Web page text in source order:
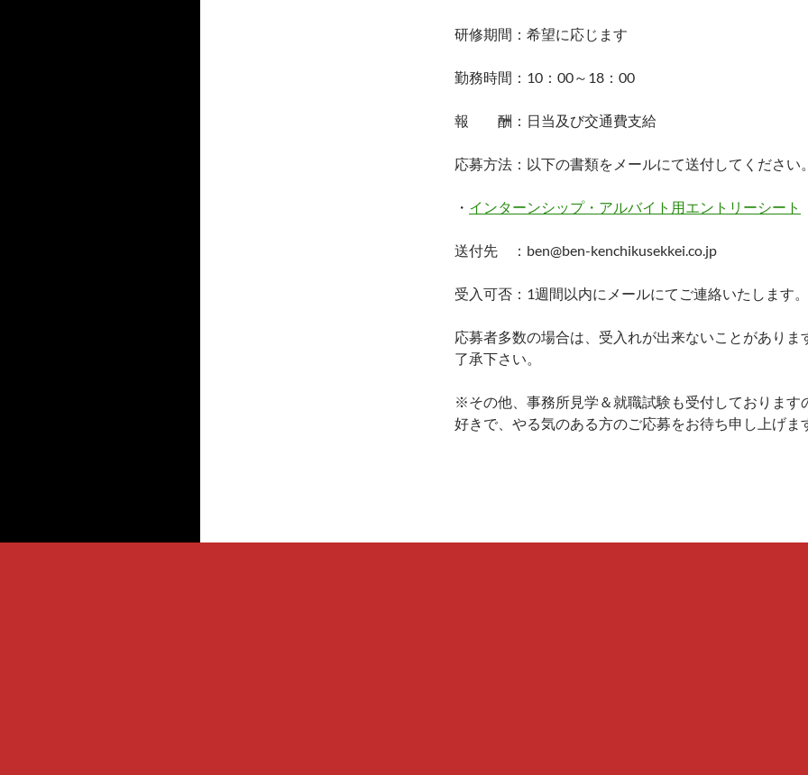
研修期間：希望に応じます
勤務時間：10：00～18：00
報 酬：日当及び交通費支給
応募方法：以下の書類をメールにて送付してください
・ インターンシップ・アルバイト用エントリーシート
送付先 ：ben@ben-kenchikusekkei.co.jp
受入可否：1週間以内にメールにてご連絡いたします。
応募者多数の場合は、受入れが出来ないことがありま
了承下さい。
※その他、事務所見学＆就職試験も受付しております
好きで、やる気のある方のご応募をお待ち申し上げま